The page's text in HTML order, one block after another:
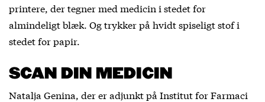
printere, der tegner med medicin i stedet for
almindeligt blæk. Og trykker på hvidt spiseligt stof i
stedet for papir.
SCAN DIN MEDICIN
Natalja Genina, der er adjunkt på Institut for Farmaci